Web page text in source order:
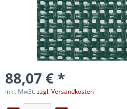
88,07 € *
inkl. MwSt.zzgl. Versandkosten